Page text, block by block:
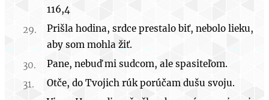
116,4
Prišla hodina, srdce prestalo biť, nebolo lieku,
aby som mohla žiť.
Pane, nebuď mi sudcom, ale spasiteľom.
Otče, do Tvojich rúk porúčam dušu svoju.